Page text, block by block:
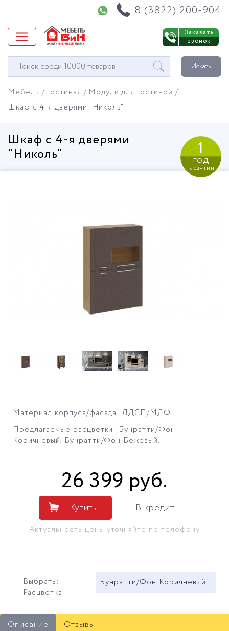
8 (3822) 200-904
Заказать
звонок
Окно
поиска
Искать
Мебель Гостиная
Модули для гостиной
Шкаф с 4-я дверями "Николь"
Шкаф с 4-я дверями
"Николь"
1
год
гарантии
Материал корпуса/фасада: ЛДСП/МДФ.
Предлагаемые расцветки: Бунратти/Фон
Коричневый, Бунратти/Фон Бежевый.
26 399 руб.
Купить В кредит
Актуальность цены уточняйте по телефону
Выбрать:
Расцветка
Бунратти/Фон Коричневый
Описание Отзывы